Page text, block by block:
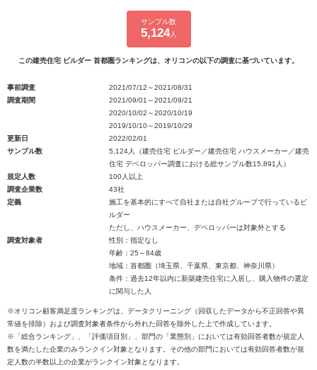
サンプル数
5,124人
この建売住宅 ビルダー 首都圏ランキングは、オリコンの以下の調査に基づいています。
事前調査
2021/07/12～2021/08/31
調査期間
2021/09/01～2021/09/21
2020/10/02～2020/10/19
2019/10/10～2019/10/29
更新日
2022/02/01
サンプル数
5,124人（建売住宅 ビルダー／建売住宅 ハウスメーカー／建売
住宅 デベロッパー調査における総サンプル数15,891人）
規定人数
100人以上
調査企業数
43社
定義
施工を基本的にすべて自社または自社グループで行っているビ
ルダー
ただし、ハウスメーカー、デベロッパーは対象外とする
調査対象者
性別：指定なし
年齢：25～84歳
地域：首都圏（埼玉県、千葉県、東京都、神奈川県）
条件：過去12年以内に新築建売住宅に入居し、購入物件の選定
に関与した人
※オリコン顧客満足度ランキングは、データクリーニング（回収したデータから不正回答や異
常値を排除）および調査対象者条件から外れた回答を除外した上で作成しています。
※「総合ランキング」、「評価項目別」、部門の「業態別」においては有効回答者数が規定人
数を満たした企業のみランクイン対象となります。その他の部門においては有効回答者数が規
定人数の半数以上の企業がランクイン対象となります。